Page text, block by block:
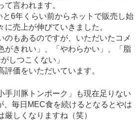
て言われます。
と6年くらい前からネットで販売し始
に売上が伸びていきました。
のもあるのですが、いただいたコメ
がきれい」、「やわらかい」、「脂
しつこくない」
評価をいただいています。
手川豚トンポーク」も現在足りない
、毎日MEC食を続けるとなるとやは
厳しくなりますね（笑）